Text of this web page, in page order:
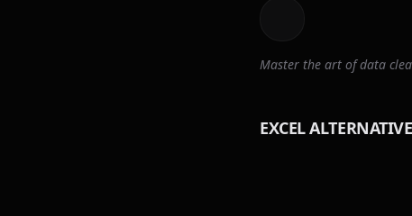
Master the art of data
EXCEL